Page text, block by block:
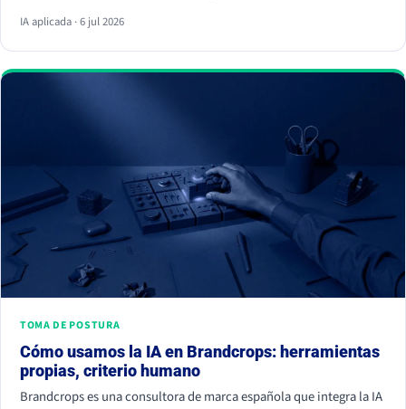
información citable, ganarte autoridad de terceros y demostrar
experiencia real. Empieza hoy, porque la IA ya decide a quién
nombrar y a quién ignorar.
IA aplicada · 6 jul 2026
TOMA DE POSTURA
Cómo usamos la IA en Brandcrops: herramientas
propias, criterio humano
Brandcrops es una consultora de marca española que integra la IA